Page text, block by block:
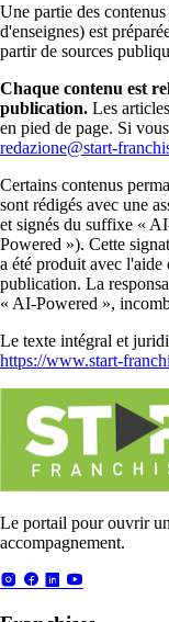
Une partie des
d'enseignes) est
partir de sources
Chaque contenu est
publication. Les
en pied de page. Si
redazione@start-
Certains contenus
sont rédigés avec une
et signés du suffixe «
Powered »). Cette
a été produit avec
publication. La
« AI-Powered »,
Le texte intégral et
https://www.start-
Le portail pour ouvrir
accompagnement.